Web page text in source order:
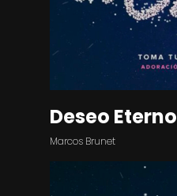
Deseo Eterno
Marcos Brunet